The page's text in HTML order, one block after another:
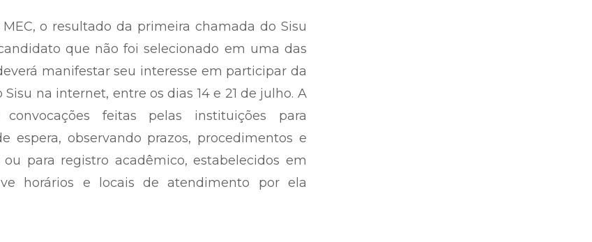
o resultado da primeira chamada do Sisu
que não foi selecionado em uma das
manifestar seu interesse em participar da
na internet, entre os dias 14 e 21 de julho. A
feitas pelas instituições para
espera, observando prazos, procedimentos e
para registro acadêmico, estabelecidos em
horários e locais de atendimento por ela